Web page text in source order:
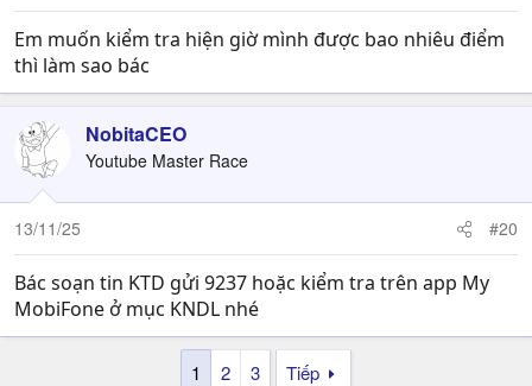
Em muốn kiểm tra hiện giờ mình được bao nhiêu điểm
thì làm sao bác
NobitaCEO
Youtube Master Race
13/11/25 #20
Bác soạn tin KTD gửi 9237 hoặc kiểm tra trên app My
MobiFone ở mục KNDL nhé
1 2 3 Tiếp